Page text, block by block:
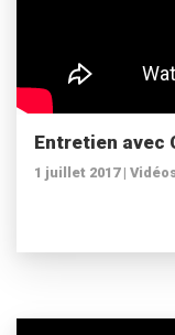
Entretien avec
1 juillet 2017 |